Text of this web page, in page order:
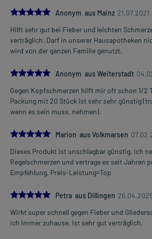
Dauer der Anwendung?
Ohne ärztlichen Rat sollten Sie das
Tage anwenden. Bei länger anhaltenden oder
wiederkehrenden Beschwerden sollten Sie
Überdosierung?
Es kann zu einer Vielzahl von
kommen, unter anderem zu Übelkeit,
Unterleibsschmerzen sowie zum Leberkoma.
dem Verdacht auf eine Überdosierung
Setzen Sie die Einnahme zum nächsten
Zeitpunkt ganz normal (also nicht mit der
älteren Menschen auf eine gewissenhafte
Auswirkungen oder Vorsichtsmaßnahmen.
5.0Anonym aus Mainz 21.07.2021
Hilft sehr gut bei Fieber und leichten
verträglich. Darf in unserer Hausapotheken
wird von der ganzen Familie genutzt.
5.0Anonym aus Weiterstadt
Gegen Kopfschmerzen hilft mir oft schon 1/2
Packung mit 20 Stück ist sehr sehr günstig
wenn es sein muss, nehmen).
5.0
Marion aus Volkmarsen
Dieses Produkt ist unschlagbar günstig. Ich
Regelschmerzen und vertrage es seit Jahren
Empfehlung, Preis-Leistung=Top
5.0
Petra aus Dillingen
Wirkt super schnell gegen Fieber und
ich immer zuhause. Ist sehr gut verträglich.